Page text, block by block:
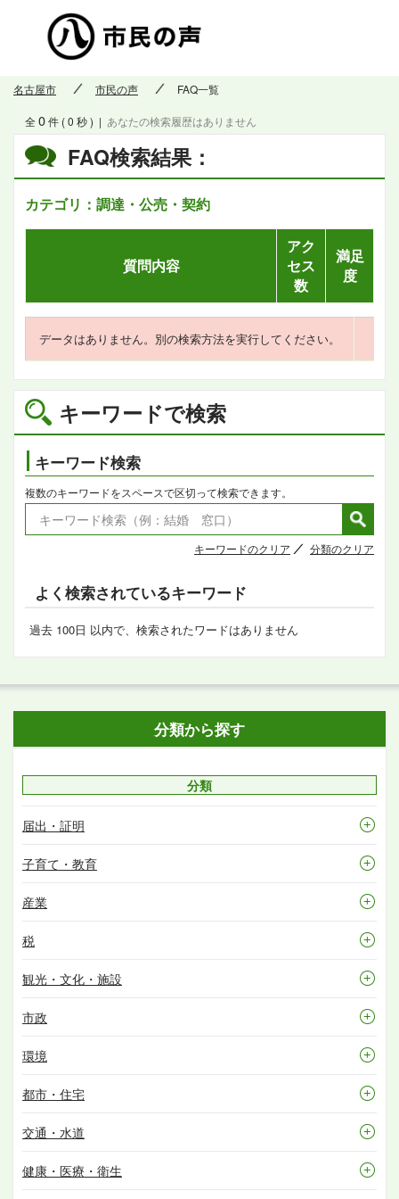
名古屋市 市民の声 FAQ一覧
キーワードで検索
キーワード検索
複数のキーワードをスペースで区切って検索できます。
キーワードのクリア 分類のクリア
よく検索されているキーワード
過去 100日 以内で、検索されたワードはありません
FAQ検索結果：
カテゴリ：調達・公売・契約
全0件 ( 0 秒 ) | あなたの検索履歴はありません
質問内容
アク
セス
数
満足
度
データはありません。別の検索方法を実行してください。
分類から探す
分類
届出・証明
子育て・教育
産業
税
観光・文化・施設
市政
環境
都市・住宅
交通・水道
健康・医療・衛生